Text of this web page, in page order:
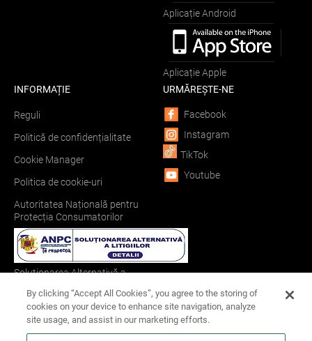
Aplicație Android
Aplicație Apple
INFORMAȚIE
Reguli
Politică de confidențialitate
Cookie Manager
Politica de cookie-uri
Autoritatea Națională pentru
Protecția Consumatorilor
Soluționarea Alternativă a
URMĂREȘTE-NE
Facebook
Instagram
TikTok
Youtube
By clicking “Accept All Cookies”, you agree to the storing of
cookies on your device to enhance site navigation, analyze
site usage, and assist in our marketing efforts.